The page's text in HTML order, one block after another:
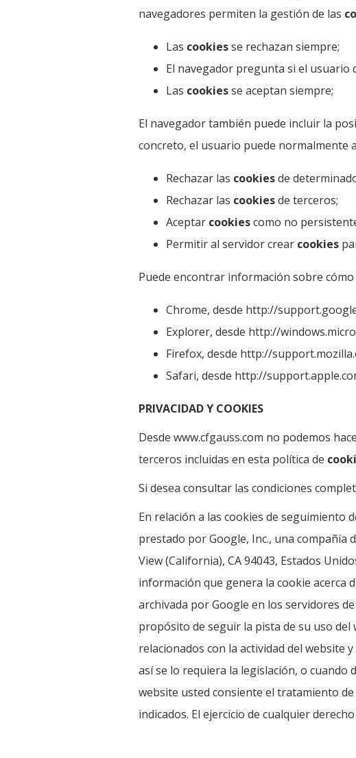
navegadores permiten la gestión de las
Las cookiesse rechazan siempre;
El navegador pregunta si el usuario
Las cookiesse aceptan siempre;
El navegador también puede incluir la
concreto, el usuario puede normalmente
Rechazar las cookiesde
Rechazar las cookiesde terceros;
Aceptar cookiescomo no
Permitir al servidor crear cookies
Puede encontrar información sobre
Chrome, desde http://
Explorer, desde http://
Firefox, desde http://
Safari, desde http://
PRIVACIDAD Y COOKIES
Desde www.cfgauss.com no podemos
terceros incluidas en esta política de
Si desea consultar las condiciones
En relación a las cookies de seguimiento
prestado por Google, Inc., una compañía
View (California), CA 94043, Estados
información que genera la cookie acerca
archivada por Google en los servidores
propósito de seguir la pista de su uso
relacionados con la actividad del website
así se lo requiera la legislación, o
website usted consiente el tratamiento
indicados. El ejercicio de cualquier